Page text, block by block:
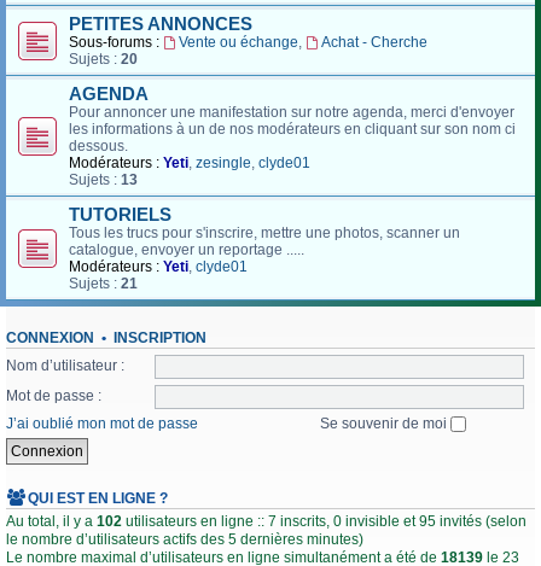
PETITES ANNONCES
Sous-forums : Vente ou échange,
Achat - Cherche
Sujets : 20
AGENDA
Pour annoncer une manifestation sur notre agenda, merci d'envoyer
les informations à un de nos modérateurs en cliquant sur son nom ci
dessous.
Modérateurs : Yeti, zesingle, clyde01
Sujets : 13
TUTORIELS
Tous les trucs pour s'inscrire, mettre une photos, scanner un
catalogue, envoyer un reportage .....
Modérateurs : Yeti, clyde01
Sujets : 21
CONNEXION • INSCRIPTION
Nom d’utilisateur :
Mot de passe :
J’ai oublié mon mot de passe
Se souvenir de moi
QUI EST EN LIGNE ?
Au total, il y a 102 utilisateurs en ligne :: 7 inscrits, 0 invisible et 95 invités (selon
le nombre d’utilisateurs actifs des 5 dernières minutes)
Le nombre maximal d’utilisateurs en ligne simultanément a été de 18139 le 23